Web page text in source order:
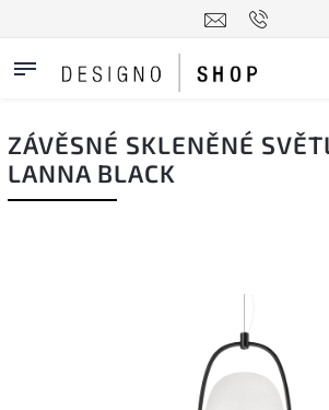
ZÁVĚSNÉ SKLENĚNÉ
LANNA BLACK